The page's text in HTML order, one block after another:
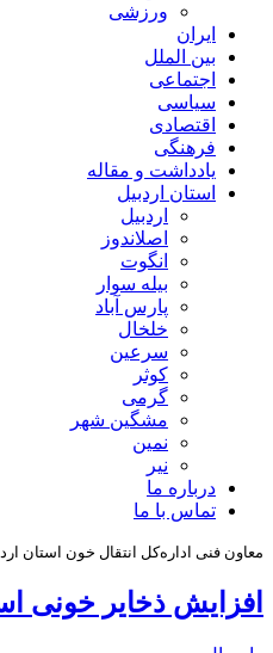
ورزشی
ایران
بین الملل
اجتماعی
سیاسی
اقتصادی
فرهنگی
یادداشت و مقاله
استان اردبیل
اردبیل
اصلاندوز
انگوت
بیله سوار
پارس آباد
خلخال
سرعین
کوثر
گرمی
مشگین شهر
نمین
نیر
درباره ما
تماس با ما
معاون فنی اداره‌کل انتقال خون استان
افزایش ذخایر خونی